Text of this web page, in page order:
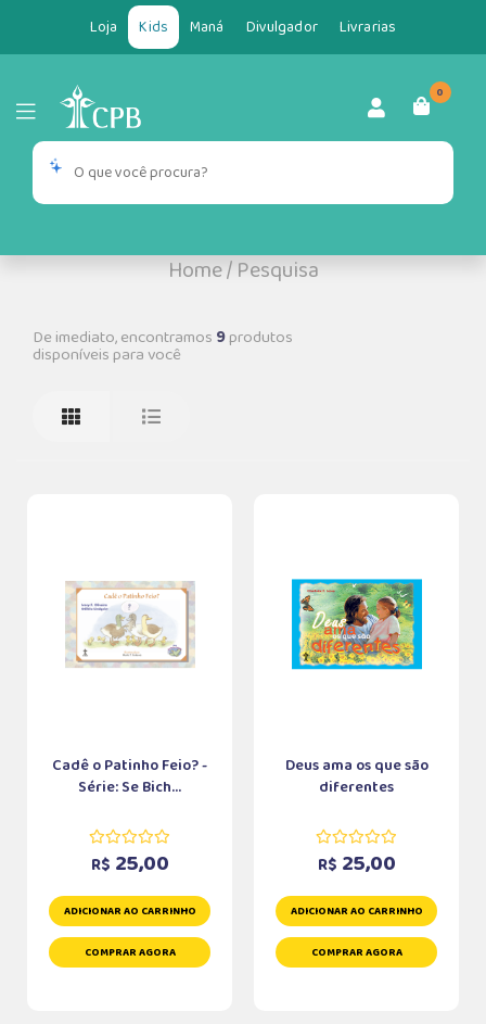
Loja Kids Maná Divulgador Livrarias
0
Home/Pesquisa
De imediato, encontramos 9produtos
disponíveis para você
Cadê o Patinho Feio? -
Série: Se Bich...
R$ 25,00
ADICIONAR AO CARRINHO
COMPRAR AGORA
Deus ama os que são
diferentes
R$ 25,00
ADICIONAR AO CARRINHO
COMPRAR AGORA